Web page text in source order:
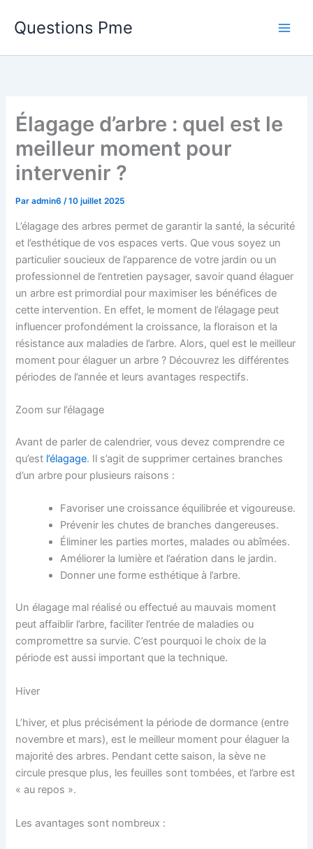
Questions Pme
Élagage d’arbre : quel est le
meilleur moment pour
intervenir ?
Paradmin6/10 juillet 2025
L’élagage des arbres permet de garantir la santé, la sécurité
et l’esthétique de vos espaces verts. Que vous soyez un
particulier soucieux de l’apparence de votre jardin ou un
professionnel de l’entretien paysager, savoir quand élaguer
un arbre est primordial pour maximiser les bénéfices de
cette intervention. En effet, le moment de l’élagage peut
influencer profondément la croissance, la floraison et la
résistance aux maladies de l’arbre. Alors, quel est le meilleur
moment pour élaguer un arbre ? Découvrez les différentes
périodes de l’année et leurs avantages respectifs.
Zoom sur l’élagage
Avant de parler de calendrier, vous devez comprendre ce
qu’est l’élagage. Il s’agit de supprimer certaines branches
d’un arbre pour plusieurs raisons :
Favoriser une croissance équilibrée et vigoureuse.
Prévenir les chutes de branches dangereuses.
Éliminer les parties mortes, malades ou abîmées.
Améliorer la lumière et l’aération dans le jardin.
Donner une forme esthétique à l’arbre.
Un élagage mal réalisé ou effectué au mauvais moment
peut affaiblir l’arbre, faciliter l’entrée de maladies ou
compromettre sa survie. C’est pourquoi le choix de la
période est aussi important que la technique.
Hiver
L’hiver, et plus précisément la période de dormance (entre
novembre et mars), est le meilleur moment pour élaguer la
majorité des arbres. Pendant cette saison, la sève ne
circule presque plus, les feuilles sont tombées, et l’arbre est
« au repos ».
Les avantages sont nombreux :